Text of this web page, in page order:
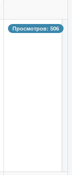
Просмотров: 506